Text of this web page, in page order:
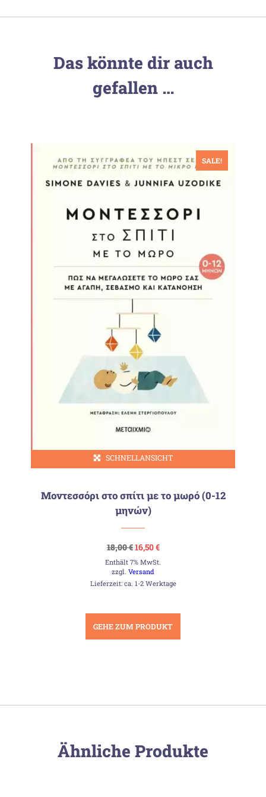
Das könnte dir auch
gefallen …
SALE!
SCHNELLANSICHT
Μοντεσσόρι στο σπίτι με το μωρό (0-12
μηνών)
18,00€Ursprünglicher
Preis
war:
18,00 €
16,50€Aktueller
ist:
Enthält 7% MwSt.
zzgl.Versand
Lieferzeit: ca. 1-2 Werktage
GEHE ZUM PRODUKT
Ähnliche Produkte